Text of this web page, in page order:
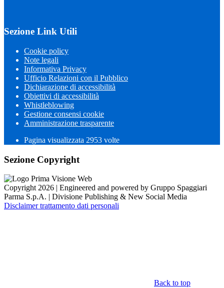
Sezione Link Utili
Cookie policy
Note legali
Informativa Privacy
Ufficio Relazioni con il Pubblico
Dichiarazione di accessibilità
Obiettivi di accessibilità
Whistleblowing
Gestione consensi cookie
Amministrazione trasparente
Pagina visualizzata 2953 volte
Sezione Copyright
Copyright 2026 | Engineered and powered by Gruppo Spaggiari
Parma S.p.A. | Divisione Publishing & New Social Media
Disclaimer trattamento dati personali
Back to top